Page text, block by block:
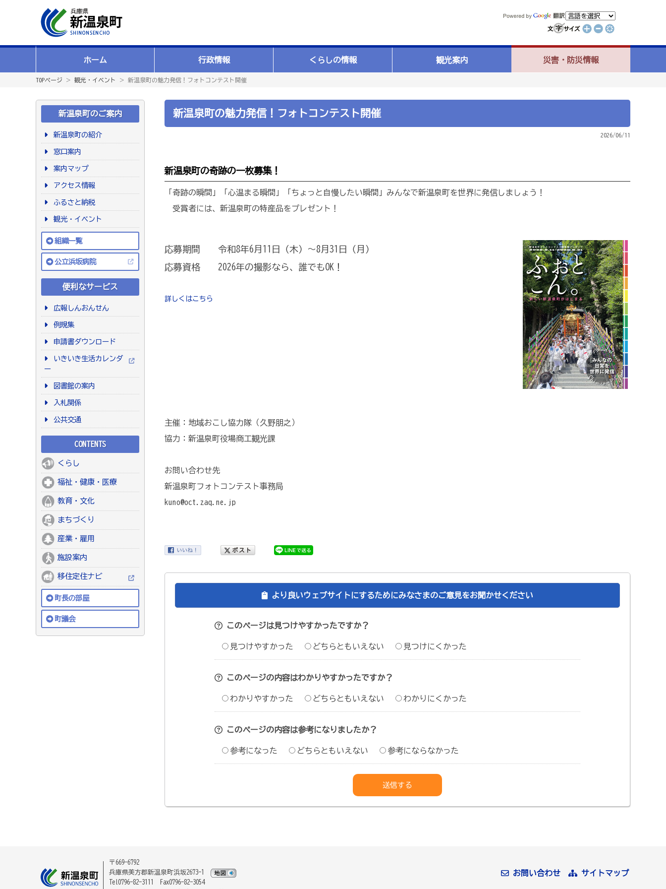
ホーム 行政情報 くらしの情報 観光案内 災害・防災情報
TOPページ ＞ 観光・イベント ＞ 新温泉町の魅力発信！フォトコンテスト開催
新温泉町のご案内
新温泉町の紹介
窓口案内
案内マップ
アクセス情報
ふるさと納税
観光・イベント
組織一覧
公立浜坂病院
便利なサービス
広報しんおんせん
例規集
申請書ダウンロード
いきいき生活カレンダ
ー
図書館の案内
入札関係
公共交通
CONTENTS
くらし
福祉・健康・医療
教育・文化
まちづくり
産業・雇用
施設案内
移住定住ナビ
町長の部屋
町議会
新温泉町の魅力発信！フォトコンテスト開催
2026/06/11
新温泉町の奇跡の一枚募集！
「奇跡の瞬間」「心温まる瞬間」「ちょっと自慢したい瞬間」みんなで新温泉町を世界に発信しましょう！
受賞者には、新温泉町の特産品をプレゼント！
応募期間 令和8年6月11日（木）～8月31日（月）
応募資格 2026年の撮影なら、誰でもOK！
詳しくはこちら
主催：地域おこし協力隊（久野朋之）
協力：新温泉町役場商工観光課
お問い合わせ先
新温泉町フォトコンテスト事務局
kuno@oct.zaq.ne.jp
より良いウェブサイトにするためにみなさまのご意見をお聞かせください
このページは見つけやすかったですか？
見つけやすかった どちらともいえない 見つけにくかった
このページの内容はわかりやすかったですか？
わかりやすかった どちらともいえない わかりにくかった
このページの内容は参考になりましたか？
参考になった どちらともいえない 参考にならなかった
〒669-6792
兵庫県美方郡新温泉町浜坂2673-1
Tel0796-82-3111 Fax0796-82-3054
お問い合わせ サイトマップ